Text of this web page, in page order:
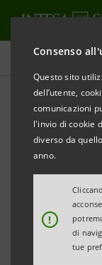
Consenso
Questo sito
dell’utente,
comunicazioni
l'invio di cookie
diverso da
anno.
!
di
tue
Tutte le news
"Per